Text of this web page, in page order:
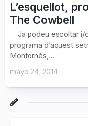
L’esquellot,
The Cowbell
Ja podeu escoltar i/
programa d’aquest
Montornès,...
mayo 24, 2014